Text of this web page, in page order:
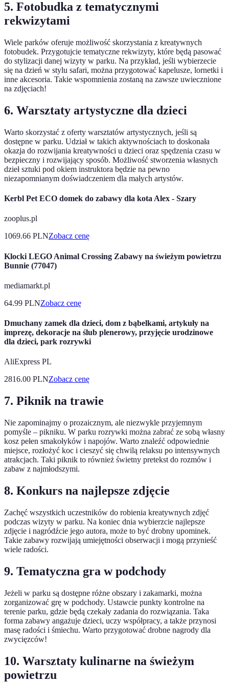
5. Fotobudka z tematycznymi
rekwizytami
Wiele parków oferuje możliwość skorzystania z kreatywnych
fotobudek. Przygotujcie tematyczne rekwizyty, które będą pasować
do stylizacji danej wizyty w parku. Na przykład, jeśli wybierzecie
się na dzień w stylu safari, można przygotować kapelusze, lornetki i
inne akcesoria. Takie wspomnienia zostaną na zawsze uwiecznione
na zdjęciach!
6. Warsztaty artystyczne dla dzieci
Warto skorzystać z oferty warsztatów artystycznych, jeśli są
dostępne w parku. Udział w takich aktywnościach to doskonała
okazja do rozwijania kreatywności u dzieci oraz spędzenia czasu w
bezpieczny i rozwijający sposób. Możliwość stworzenia własnych
dzieł sztuki pod okiem instruktora będzie na pewno
niezapomnianym doświadczeniem dla małych artystów.
Kerbl Pet ECO domek do zabawy dla kota Alex - Szary
zooplus.pl
1069.66 PLNZobacz cenę
Klocki LEGO Animal Crossing Zabawy na świeżym powietrzu
Bunnie (77047)
mediamarkt.pl
64.99 PLNZobacz cenę
Dmuchany zamek dla dzieci, dom z bąbelkami, artykuły na
imprezę, dekoracje na ślub plenerowy, przyjęcie urodzinowe
dla dzieci, park rozrywki
AliExpress PL
2816.00 PLNZobacz cenę
7. Piknik na trawie
Nie zapominajmy o prozaicznym, ale niezwykle przyjemnym
pomyśle – pikniku. W parku rozrywki można zabrać ze sobą własny
kosz pełen smakołyków i napojów. Warto znaleźć odpowiednie
miejsce, rozłożyć koc i cieszyć się chwilą relaksu po intensywnych
atrakcjach. Taki piknik to również świetny pretekst do rozmów i
zabaw z najmłodszymi.
8. Konkurs na najlepsze zdjęcie
Zachęć wszystkich uczestników do robienia kreatywnych zdjęć
podczas wizyty w parku. Na koniec dnia wybierzcie najlepsze
zdjęcie i nagródźcie jego autora, może to być drobny upominek.
Takie zabawy rozwijają umiejętności obserwacji i mogą przynieść
wiele radości.
9. Tematyczna gra w podchody
Jeżeli w parku są dostępne różne obszary i zakamarki, można
zorganizować grę w podchody. Ustawcie punkty kontrolne na
terenie parku, gdzie będą czekały zadania do rozwiązania. Taka
forma zabawy angażuje dzieci, uczy współpracy, a także przynosi
masę radości i śmiechu. Warto przygotować drobne nagrody dla
zwycięzców!
10. Warsztaty kulinarne na świeżym
powietrzu